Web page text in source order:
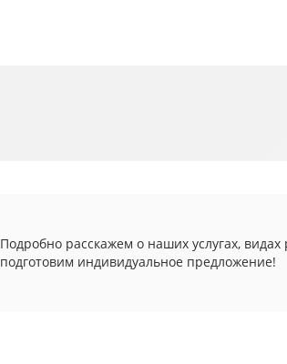
Подробно расскажем о наших услугах,
подготовим индивидуальное предложение!